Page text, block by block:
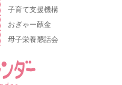
子育て支援機構
おぎゃー献金
母子栄養懇話会